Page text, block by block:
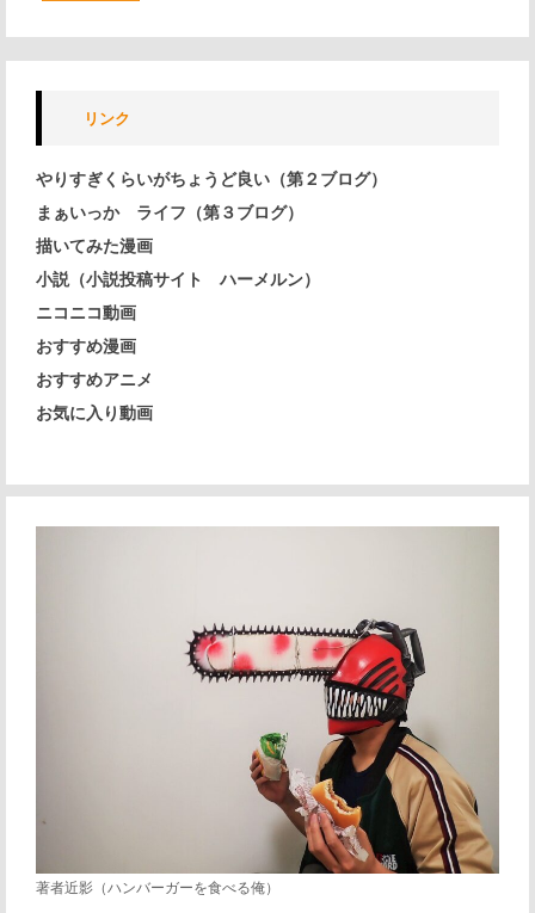
リンク
やりすぎくらいがちょうど良い（第２ブログ）
まぁいっか ライフ（第３ブログ）
描いてみた漫画
小説（小説投稿サイト ハーメルン）
ニコニコ動画
おすすめ漫画
おすすめアニメ
お気に入り動画
著者近影（ハンバーガーを食べる俺）